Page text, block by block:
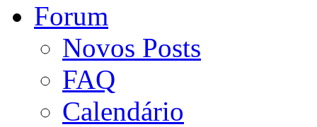
Forum
Novos Posts
FAQ
Calendário